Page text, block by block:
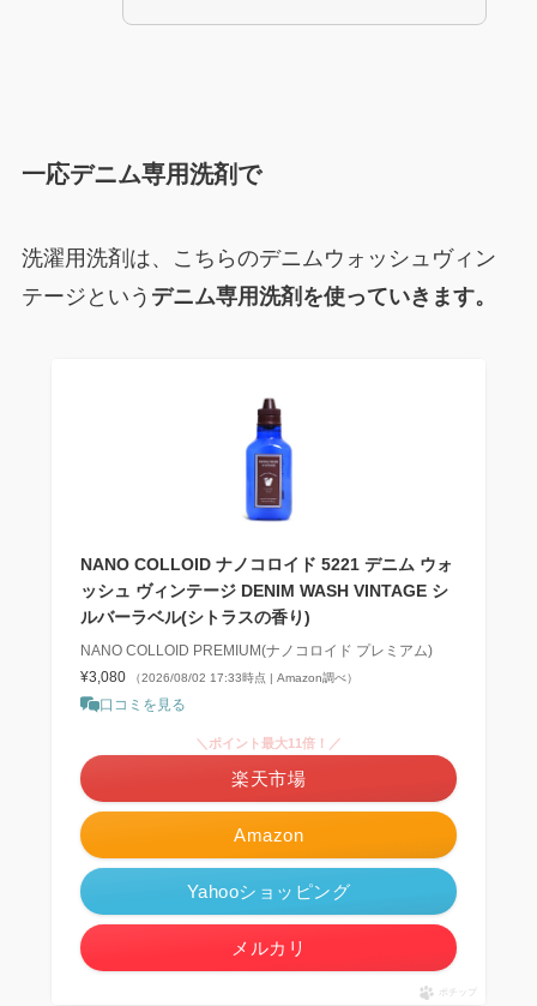
一応デニム専用洗剤で
洗濯用洗剤は、こちらのデニムウォッシュヴィン
テージという デニム専用洗剤を使っていきます。
NANO COLLOID ナノコロイド 5221 デニム ウォ
ッシュ ヴィンテージ DENIM WASH VINTAGE シ
ルバーラベル(シトラスの香り)
NANO COLLOID PREMIUM(ナノコロイド プレミアム)
¥3,080
（2026/08/02 17:33時点 | Amazon調べ）
口コミを見る
Amazon
＼ポイント最大11倍！／
楽天市場
Yahooショッピング
メルカリ
ポチップ